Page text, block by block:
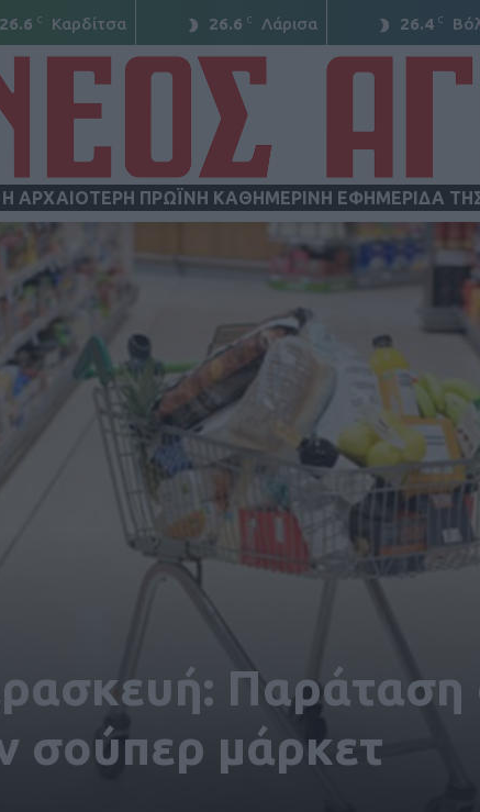
26.6 C Καρδίτσα 26.6 C Λάρισα 26.4 C
Η ΑΡΧΑΙΟΤΕΡΗ ΠΡΩΪΝΗ ΚΑΘΗΜΕΡΙΝΗ ΕΦΗΜΕΡΙΔΑ
Παράταση
σούπερ μάρκετ